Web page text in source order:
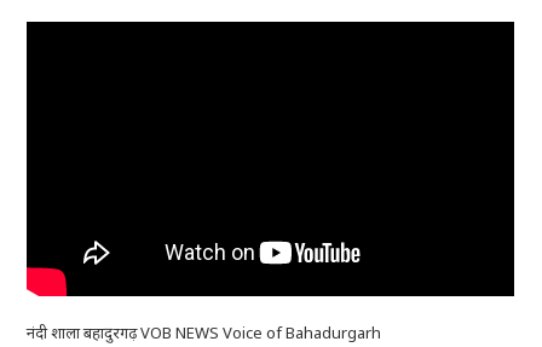
नंदी शाला बहादुरगढ़ VOB NEWS Voice of Bahadurgarh